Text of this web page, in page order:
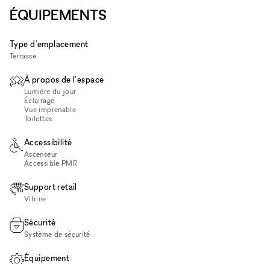
ÉQUIPEMENTS
Type d'emplacement
Terrasse
À propos de l'espace
Lumière du jour
Éclairage
Vue imprenable
Toilettes
Accessibilité
Ascenseur
Accessible PMR
Support retail
Vitrine
Sécurité
Système de sécurité
Équipement